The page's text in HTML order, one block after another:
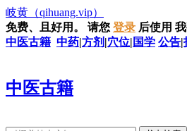
岐黄 （qihuang.vip）
免费、且好用。
请您 登录 后使用
中医古籍 中药|方剂 |穴位| 国学 公告|
中医古籍